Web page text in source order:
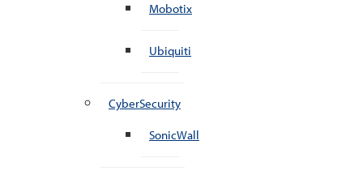
Mobotix
Ubiquiti
CyberSecurity
SonicWall